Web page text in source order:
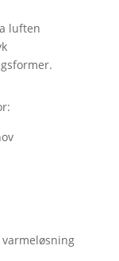
luften